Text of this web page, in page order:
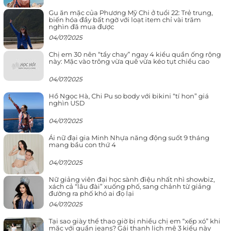
Gu ăn mặc của Phương Mỹ Chi ở tuổi 22: Trẻ trung,
biến hóa đầy bất ngờ với loạt item chỉ vài trăm
nghìn đã mua được
04/07/2025
Chị em 30 nên “tẩy chay” ngay 4 kiểu quần ống rộng
này: Mặc vào trông vừa quê vừa kéo tụt chiều cao
04/07/2025
Hồ Ngọc Hà, Chi Pu so body với bikini “tí hon” giá
nghìn USD
04/07/2025
Ái nữ đại gia Minh Nhựa năng động suốt 9 tháng
mang bầu con thứ 4
04/07/2025
Nữ giảng viên đại học sành điệu nhất nhì showbiz,
xách cả “lâu đài” xuống phố, sang chảnh từ giảng
đường ra phố khó ai đọ lại
04/07/2025
Tại sao giày thể thao giờ bị nhiều chị em “xếp xó” khi
mặc với quần jeans? Gái thanh lịch mê 3 kiểu này